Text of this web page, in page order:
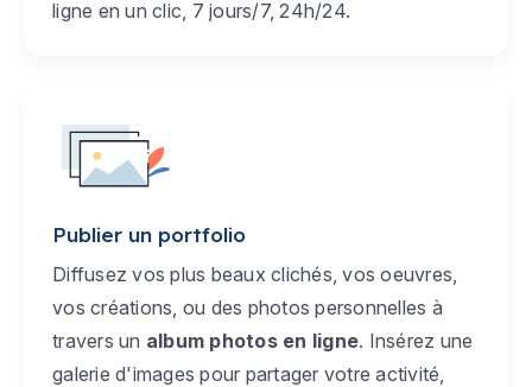
ligne en un clic, 7 jours/7, 24h/24.
Publier un portfolio
Diffusez vos plus beaux clichés, vos oeuvres,
vos créations, ou des photos personnelles à
travers un album photos en ligne. Insérez une
galerie d'images pour partager votre activité,